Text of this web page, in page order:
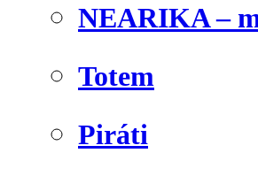
NEARIKA –
Totem
Piráti